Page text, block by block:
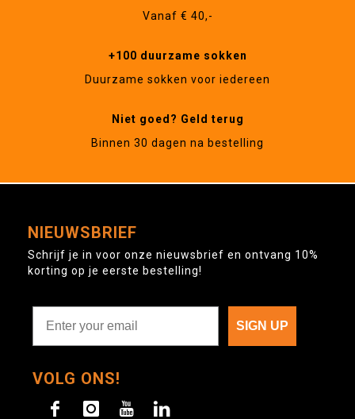
Vanaf € 40,-
+100 duurzame sokken
Duurzame sokken voor iedereen
Niet goed? Geld terug
Binnen 30 dagen na bestelling
NIEUWSBRIEF
Schrijf je in voor onze nieuwsbrief en ontvang 10%
korting op je eerste bestelling!
SIGN UP
VOLG ONS!